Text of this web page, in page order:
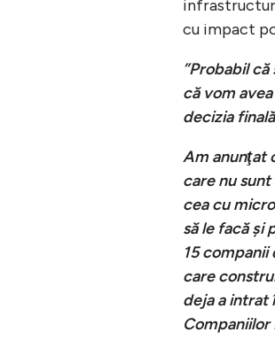
cu impact
”Probabil
că vom
decizia
Am anunţat
care nu
cea cu
să le facă şi
15
care
deja a intrat
Companiilor